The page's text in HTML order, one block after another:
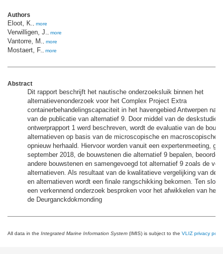
Authors
Eloot, K., more
Verwilligen, J., more
Vantorre, M., more
Mostaert, F., more
Abstract
Dit rapport beschrijft het nautische onderzoeksluik binnen het
alternatievenonderzoek voor het Complex Project Extra
containerbehandelingscapaciteit in het havengebied Antwerpen
van de publicatie van alternatief 9. Door middel van de deskstudie
ontwerprapport 1 werd beschreven, wordt de evaluatie van de
alternatieven op basis van de microscopische en macroscopische
opnieuw herhaald. Hiervoor worden vanuit een expertenmeeting,
september 2018, de bouwstenen die alternatief 9 bepalen,
andere bouwstenen en samengevoegd tot alternatief 9 zoals de
alternatieven. Als resultaat van de kwalitatieve vergelijking van de
en alternatieven wordt een finale rangschikking bekomen. Ten
een verkennend onderzoek besproken voor het afwikkelen van het
de Deurganckdokmonding
All data in the Integrated Marine Information System (IMIS) is subject to the VLIZ privacy